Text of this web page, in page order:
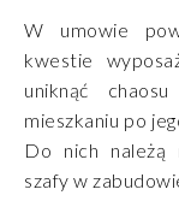
W umowie
kwestie
uniknąć
mieszkaniu po
Do nich należą
szafy w